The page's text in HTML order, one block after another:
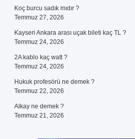
Koç burcu sadık mıdır ?
Temmuz 27, 2026
Kayseri Ankara arası uçak bileti kaç TL ?
Temmuz 24, 2026
2A kablo kaç watt ?
Temmuz 24, 2026
Hukuk profesörü ne demek ?
Temmuz 22, 2026
Alkay ne demek ?
Temmuz 21, 2026